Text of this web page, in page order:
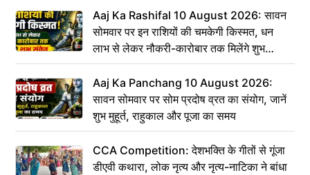
Aaj Ka Rashifal 10 August 2026: सावन
सोमवार पर इन राशियों की चमकेगी किस्मत, धन
लाभ से लेकर नौकरी-कारोबार तक मिलेंगे शुभ
संकेत
Aaj Ka Panchang 10 August 2026:
सावन सोमवार पर सोम प्रदोष व्रत का संयोग, जानें
शुभ मुहूर्त, राहुकाल और पूजा का समय
CCA Competition: देशभक्ति के गीतों से गूंजा
डीएवी कथारा, लोक नृत्य और नृत्य-नाटिका ने बांधा